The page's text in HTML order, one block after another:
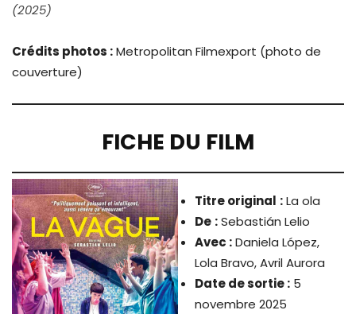
(2025)
Crédits photos :Metropolitan Filmexport (photo de
couverture)
FICHE DU FILM
Titre original :La ola
De :Sebastián Lelio
Avec :Daniela López,
Lola Bravo, Avril Aurora
Date de sortie : 5
novembre 2025